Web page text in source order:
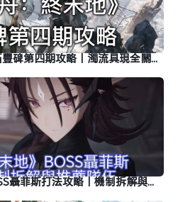
《明日方舟：終末地》影拓豐碑第四期攻略｜濁流具現全關卡打法
《明日方舟：終末地》BOSS聶菲斯打法攻略｜機制拆解與推薦隊伍